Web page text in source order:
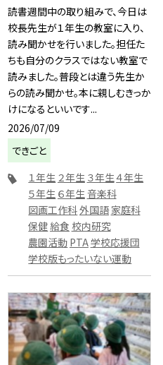
読書週間中の取り組みで、今日は
校長先生が１年生の教室に入り、
読み聞かせを行いました。担任た
ちも自分のクラスではない教室で
読みました。普段とは違う先生か
らの読み聞かせ。本に親しむきっか
けになるといいです...
2026/07/09
できごと
１年生 ２年生 ３年生４年生
５年生 ６年生音楽科
図画工作科外国語家庭科
保健 給食 校内研究
農園活動 PTA学校応援団
学校版もったいない運動